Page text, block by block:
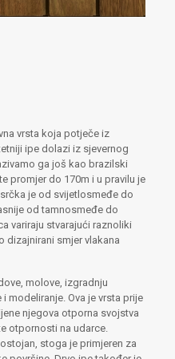
vrsta koja potječe iz
ipe dolazi iz sjevernog
ga još kao brazilski
promjer do 170m i u pravilu je
je od svijetlosmeđe do
od tamnosmeđe do
variraju stvarajući raznoliki
dizajnirani smjer vlakana
molove, izgradnju
modeliranje. Ova je vrsta prije
njegova otporna svojstva
otpornosti na udarce.
stoga je primjeren za